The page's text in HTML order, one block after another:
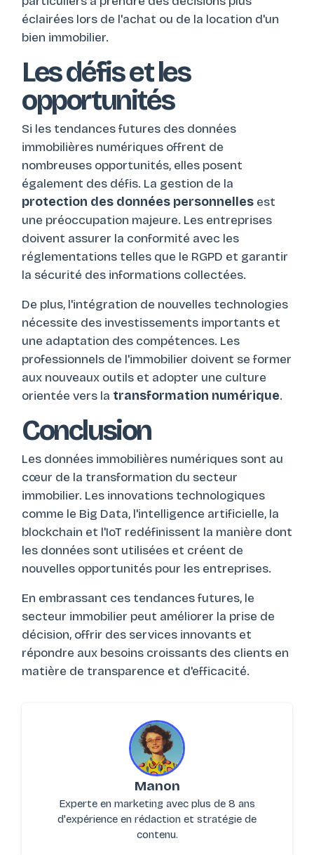
éclairées lors de l'achat ou de la location d'un
bien immobilier.
Les défis et les
opportunités
Si les tendances futures des données
immobilières numériques offrent de
nombreuses opportunités, elles posent
également des défis. La gestion de la
protection des données personnelles est
une préoccupation majeure. Les entreprises
doivent assurer la conformité avec les
réglementations telles que le RGPD et garantir
la sécurité des informations collectées.
De plus, l'intégration de nouvelles technologies
nécessite des investissements importants et
une adaptation des compétences. Les
professionnels de l'immobilier doivent se former
aux nouveaux outils et adopter une culture
orientée vers la transformation numérique.
Conclusion
Les données immobilières numériques sont au
cœur de la transformation du secteur
immobilier. Les innovations technologiques
comme le Big Data, l'intelligence artificielle, la
blockchain et l'IoT redéfinissent la manière dont
les données sont utilisées et créent de
nouvelles opportunités pour les entreprises.
En embrassant ces tendances futures, le
secteur immobilier peut améliorer la prise de
décision, offrir des services innovants et
répondre aux besoins croissants des clients en
matière de transparence et d'efficacité.
Manon
Experte en marketing avec plus de 8 ans
d'expérience en rédaction et stratégie de
contenu.